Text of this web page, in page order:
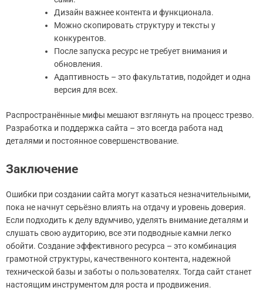
Дизайн важнее контента и функционала.
Можно скопировать структуру и тексты у
конкурентов.
После запуска ресурс не требует внимания и
обновления.
Адаптивность – это факультатив, подойдет и одна
версия для всех.
Распространённые мифы мешают взглянуть на процесс трезво.
Разработка и поддержка сайта – это всегда работа над
деталями и постоянное совершенствование.
Заключение
Ошибки при создании сайта могут казаться незначительными,
пока не начнут серьёзно влиять на отдачу и уровень доверия.
Если подходить к делу вдумчиво, уделять внимание деталям и
слушать свою аудиторию, все эти подводные камни легко
обойти. Создание эффективного ресурса – это комбинация
грамотной структуры, качественного контента, надежной
технической базы и заботы о пользователях. Тогда сайт станет
настоящим инструментом для роста и продвижения.